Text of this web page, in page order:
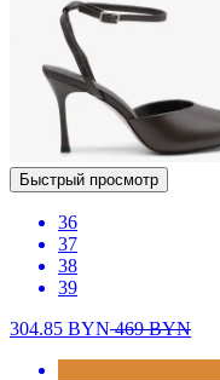
Быстрый просмотр
36
37
38
39
304.85 BYN469BYN